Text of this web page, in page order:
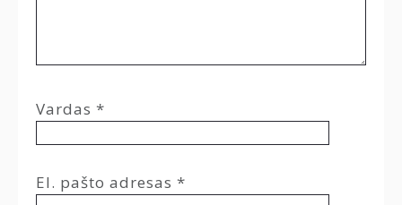
Vardas *
El. pašto adresas *